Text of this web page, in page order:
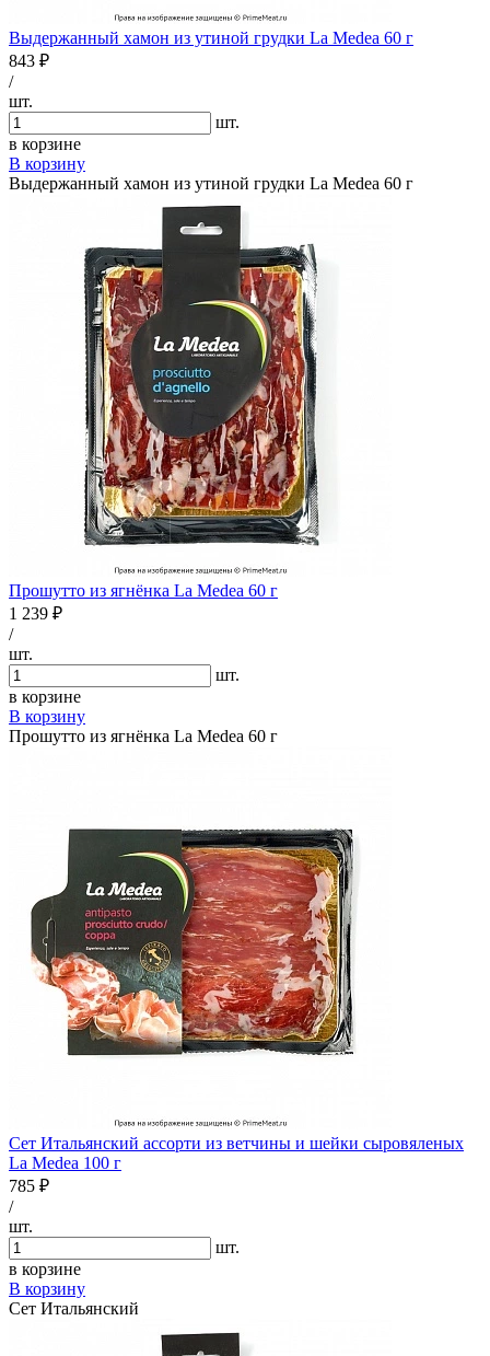
Выдержанный хамон из утиной грудки La Medea 60 г
843 ₽
/
шт.
шт.
в корзине
В корзину
Выдержанный хамон из утиной грудки La Medea 60 г
Прошутто из ягнёнка La Medea 60 г
1 239 ₽
/
шт.
шт.
в корзине
В корзину
Прошутто из ягнёнка La Medea 60 г
Сет Итальянский ассорти из ветчины и шейки сыровяленых
La Medea 100 г
785 ₽
/
шт.
шт.
в корзине
В корзину
Сет Итальянский